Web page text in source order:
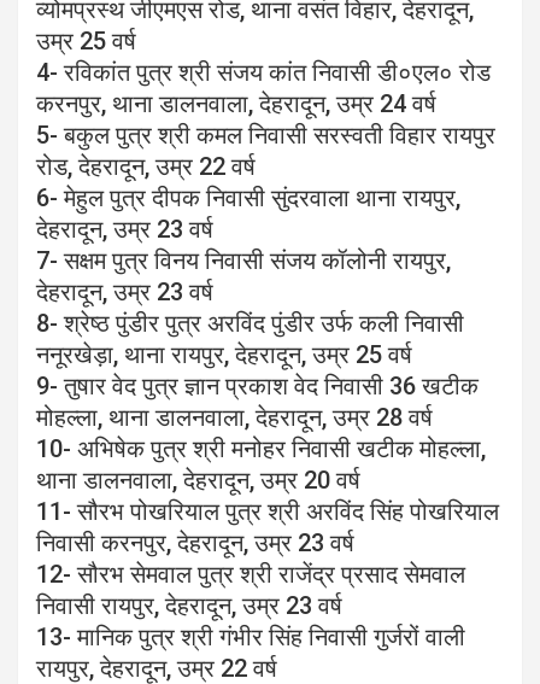
व्योमप्रस्थ जीएमएस रोड, थाना वसंत विहार, देहरादून,
उम्र 25 वर्ष
4- रविकांत पुत्र श्री संजय कांत निवासी डी०एल० रोड
करनपुर, थाना डालनवाला, देहरादून, उम्र 24 वर्ष
5- बकुल पुत्र श्री कमल निवासी सरस्वती विहार रायपुर
रोड, देहरादून, उम्र 22 वर्ष
6- मेहुल पुत्र दीपक निवासी सुंदरवाला थाना रायपुर,
देहरादून, उम्र 23 वर्ष
7- सक्षम पुत्र विनय निवासी संजय कॉलोनी रायपुर,
देहरादून, उम्र 23 वर्ष
8- श्रेष्ठ पुंडीर पुत्र अरविंद पुंडीर उर्फ कली निवासी
ननूरखेड़ा, थाना रायपुर, देहरादून, उम्र 25 वर्ष
9- तुषार वेद पुत्र ज्ञान प्रकाश वेद निवासी 36 खटीक
मोहल्ला, थाना डालनवाला, देहरादून, उम्र 28 वर्ष
10- अभिषेक पुत्र श्री मनोहर निवासी खटीक मोहल्ला,
थाना डालनवाला, देहरादून, उम्र 20 वर्ष
11- सौरभ पोखरियाल पुत्र श्री अरविंद सिंह पोखरियाल
निवासी करनपुर, देहरादून, उम्र 23 वर्ष
12- सौरभ सेमवाल पुत्र श्री राजेंद्र प्रसाद सेमवाल
निवासी रायपुर, देहरादून, उम्र 23 वर्ष
13- मानिक पुत्र श्री गंभीर सिंह निवासी गुर्जरों वाली
रायपुर, देहरादून, उम्र 22 वर्ष